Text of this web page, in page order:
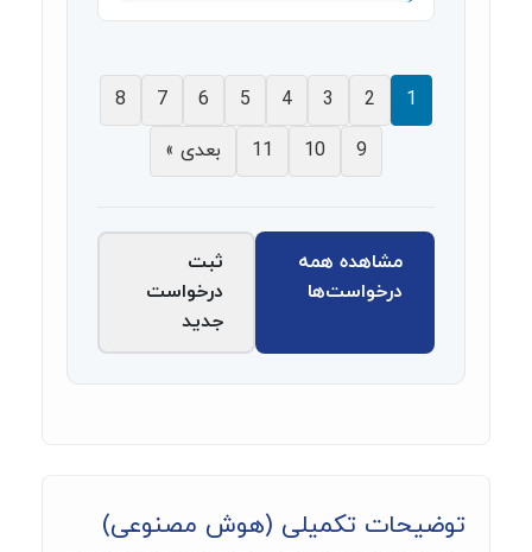
1
2
3
4
5
6
7
8
9
10
11 بعدی »
مشاهده همه
درخواست‌ها
ثبت
درخواست
جدید
توضیحات تکمیلی (هوش مصنوعی)